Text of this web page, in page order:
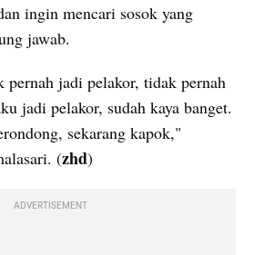
ingin mencari sosok yang
jawab.
jadi pelakor, tidak pernah
jadi pelakor, sudah kaya banget.
sekarang kapok,"
(zhd)
ADVERTISEMENT